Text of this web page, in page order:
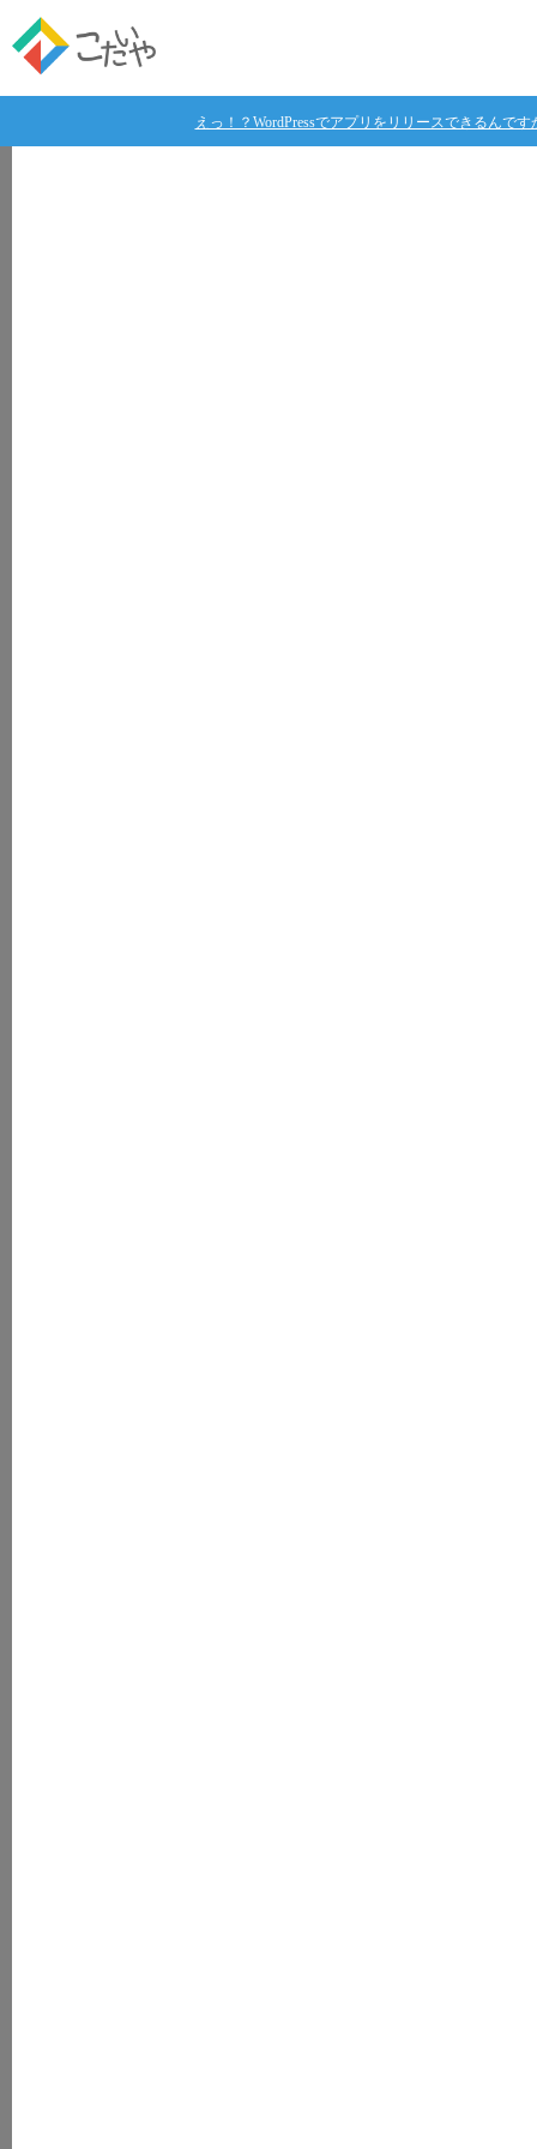
えっ！？WordPressでアプリをリリースできるんです